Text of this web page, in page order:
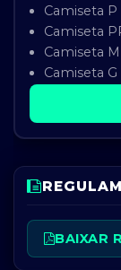
Camiseta P
Camiseta
Camiseta M
Camiseta G
BAIXAR